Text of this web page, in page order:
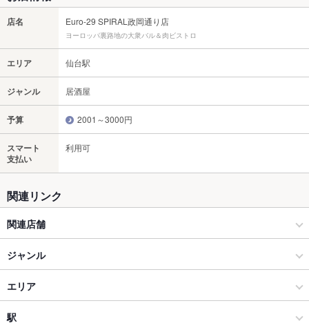
店名 Euro-29 SPIRAL政岡通り店
ヨーロッパ裏路地の大衆バル＆肉ビストロ
エリア 仙台駅
ジャンル 居酒屋
予算 2001～3000円
スマート
支払い
利用可
関連リンク
関連店舗
Euro-29国分町店
WHISKY PLANET 椿 BAR
仙台焼き鳥とワインの店 大魔王 本店
ジャンル
居酒屋
洋・和洋・各国料理・その他
エリア
仙台駅
駅